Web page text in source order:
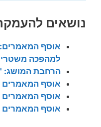
נושאים
אוסף
למהפכה
הרחבת המושג:
אוסף המאמרים
אוסף המאמרים
אוסף המאמרים